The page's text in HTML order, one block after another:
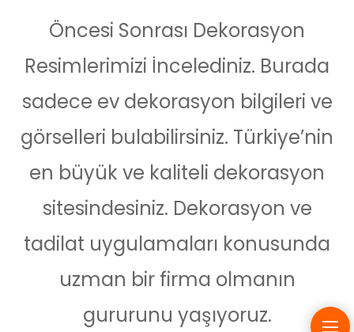
Öncesi Sonrası Dekorasyon
Resimlerimizi İncelediniz. Burada
sadece ev dekorasyon bilgileri ve
görselleri bulabilirsiniz. Türkiye’nin
en büyük ve kaliteli dekorasyon
sitesindesiniz. Dekorasyon ve
tadilat uygulamaları konusunda
uzman bir firma olmanın
gururunu yaşıyoruz.